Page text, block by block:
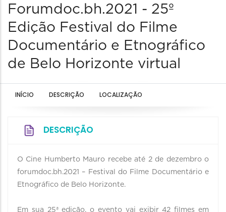
Forumdoc.bh.2021 - 25º
Edição Festival do Filme
Documentário e Etnográfico
de Belo Horizonte virtual
INÍCIO DESCRIÇÃO LOCALIZAÇÃO
DESCRIÇÃO
O Cine Humberto Mauro recebe até 2 de dezembro o
forumdoc.bh.2021 – Festival do Filme Documentário e
Etnográfico de Belo Horizonte.
Em sua 25ª edição, o evento vai exibir 42 filmes em